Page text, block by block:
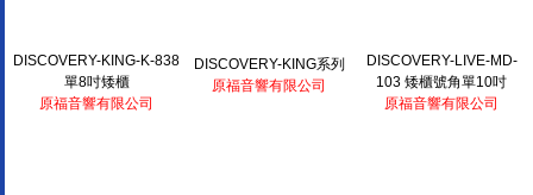
DISCOVERY-KING-K-838
單8吋矮櫃
原福音響有限公司
DISCOVERY-KING系列
原福音響有限公司
DISCOVERY-LIVE-MD-
103 矮櫃號角單10吋
原福音響有限公司